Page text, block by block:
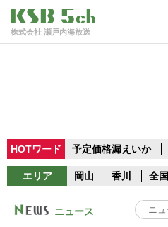
株式会社 瀬戸内海放送
HOTワード 予定価格漏えいか
エリア 岡山 香川 全国
ニュース